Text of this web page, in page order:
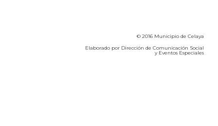
© 2016 Municipio de Celaya
Elaborado por Dirección de Comunicación Social
y Eventos Especiales